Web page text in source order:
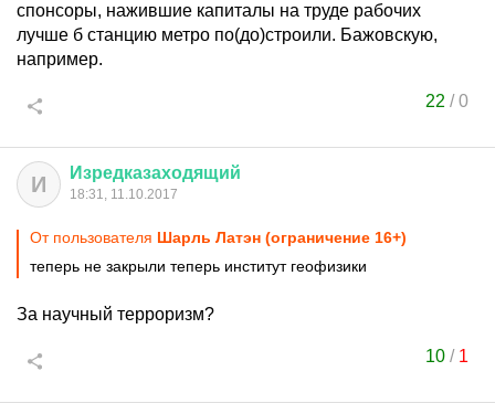
спонсоры, нажившие капиталы на труде рабочих
лучше б станцию метро по(до)строили. Бажовскую,
например.
22 /0
И Изредказаходящий
18:31, 11.10.2017
От пользователя Шарль Латэн (ограничение 16+)
теперь не закрыли теперь институт геофизики
За научный терроризм?
10 / 1